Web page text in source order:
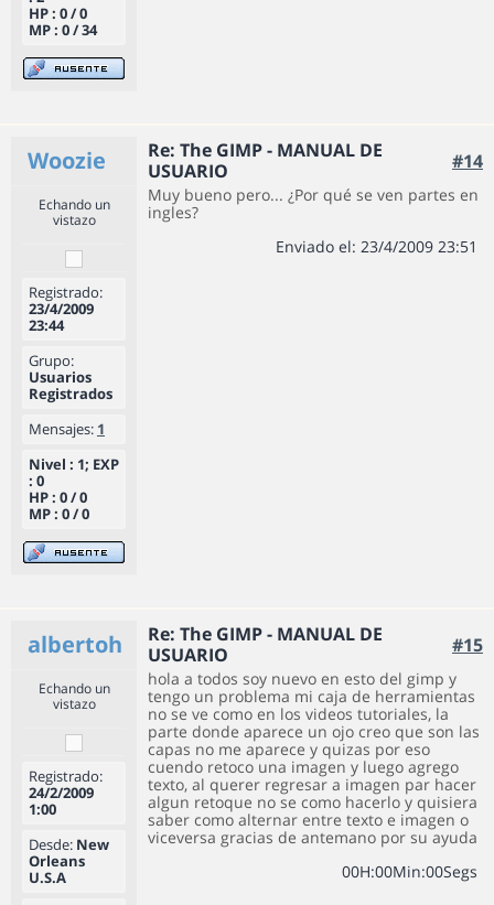
HP : 0 / 0
MP : 0 / 34
Woozie
Re: The GIMP - MANUAL DE
USUARIO
#14
Echando un
vistazo
Registrado:
23/4/2009
23:44
Grupo:
Usuarios
Registrados
Mensajes: 1
Nivel : 1; EXP
: 0
HP : 0 / 0
MP : 0 / 0
Muy bueno pero... ¿Por qué se ven partes en
ingles?
Enviado el: 23/4/2009 23:51
albertoh
Re: The GIMP - MANUAL DE
USUARIO
#15
Echando un
vistazo
Registrado:
24/2/2009
1:00
Desde: New
Orleans
U.S.A
hola a todos soy nuevo en esto del gimp y
tengo un problema mi caja de herramientas
no se ve como en los videos tutoriales, la
parte donde aparece un ojo creo que son las
capas no me aparece y quizas por eso
cuendo retoco una imagen y luego agrego
texto, al querer regresar a imagen par hacer
algun retoque no se como hacerlo y quisiera
saber como alternar entre texto e imagen o
viceversa gracias de antemano por su ayuda
00H:00Min:00Segs